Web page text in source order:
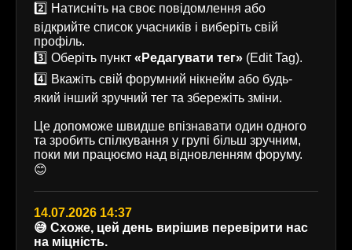
2️⃣ Натисніть на своє повідомлення або
відкрийте список учасників і виберіть свій
профіль.
3️⃣ Оберіть пункт «Редагувати тег» (Edit Tag).
4️⃣ Вкажіть свій форумний нікнейм або будь-
який інший зручний тег та збережіть зміни.
Це допоможе швидше впізнавати один одного
та зробить спілкування у групі більш зручним,
поки ми працюємо над відновленням форуму.
😊
14.07.2026 14:37
😅 Схоже, цей день вирішив перевірити нас
на міцність.